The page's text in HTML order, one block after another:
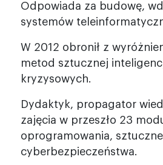
Odpowiada za budowę,
systemów
W 2012 obronił z
metod sztucznej
kryzysowych.
Dydaktyk, propagator
zajęcia w przeszło 23
oprogramowania,
cyberbezpieczeństwa.